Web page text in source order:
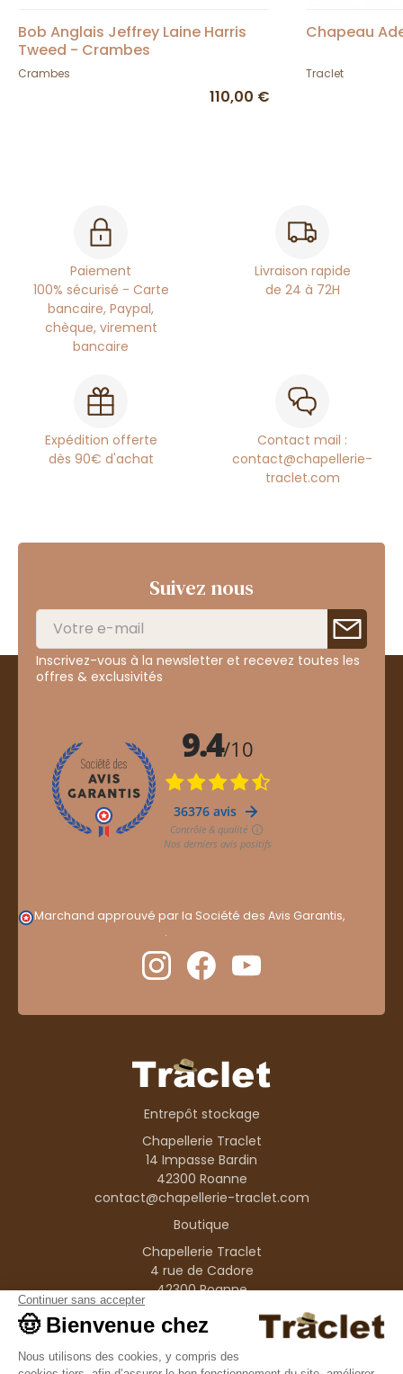
Bob Anglais Jeffrey Laine Harris
Tweed - Crambes
Crambes
110,00 €
Chapeau
Traclet
Paiement
100% sécurisé - Carte
bancaire, Paypal,
chèque, virement
bancaire
Livraison rapide
de 24 à 72H
Expédition offerte
dès 90€ d'achat
Contact mail :
contact@chapellerie-
traclet.com
Suivez nous
Inscrivez-vous à la newsletter et recevez toutes les
offres & exclusivités
Marchand approuvé par la Société des Avis Garantis,
.
Entrepôt stockage
Chapellerie Traclet
14 Impasse Bardin
42300 Roanne
contact@chapellerie-traclet.com
Boutique
Chapellerie Traclet
4 rue de Cadore
42300 Roanne